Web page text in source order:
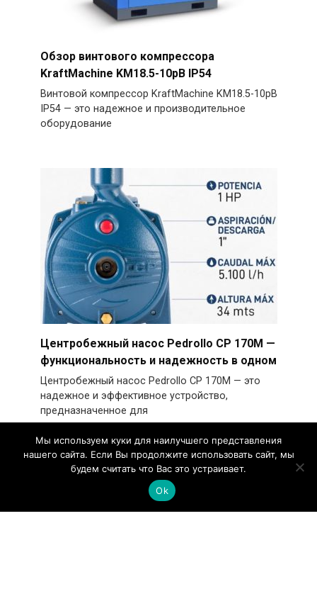
Обзор винтового компрессора
KraftMachine KM18.5-10рВ IP54
Винтовой компрессор KraftMachine KM18.5-10рВ
IP54 — это надежное и производительное
оборудование
Центробежный насос Pedrollo CP 170M —
функциональность и надежность в одном
Центробежный насос Pedrollo CP 170M — это
надежное и эффективное устройство,
предназначенное для
BERG BK-55 8 IP23 — винтовой компрессор
Мы используем куки для наилучшего представления
нашего сайта. Если Вы продолжите использовать сайт, мы
будем считать что Вас это устраивает.
Ok